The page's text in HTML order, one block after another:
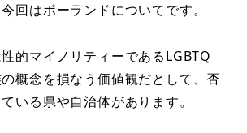
回はポーランドについてです。
的マイノリティーであるLGBTQ
概念を損なう価値観だとして、否
いる県や自治体があります。